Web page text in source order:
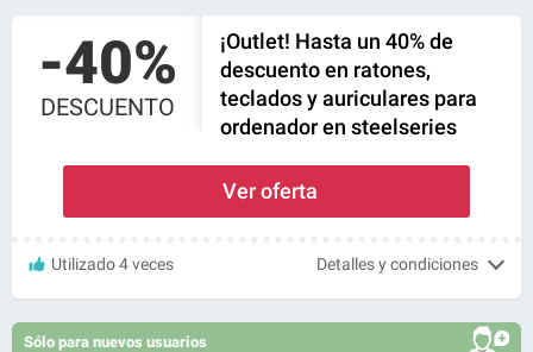
-40%
DESCUENTO
¡Outlet! Hasta un 40% de
descuento en ratones,
teclados y auriculares para
ordenador en steelseries
Ver oferta
Utilizado 4 veces Detalles y condiciones
Sólo para nuevos usuarios